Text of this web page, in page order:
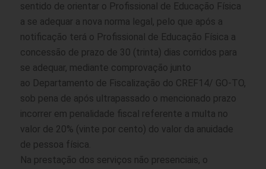
sentido de orientar o Profissional de Educação Física
a se adequar a nova norma legal, pelo que após a
notificação terá o Profissional de Educação Física a
concessão de prazo de 30 (trinta) dias corridos para
se adequar, mediante comprovação junto
ao Departamento de Fiscalização do CREF14/ GO-TO,
sob pena de após ultrapassado o mencionado prazo
incorrer em penalidade fiscal referente a multa no
valor de 20% (vinte por cento) do valor da anuidade
de pessoa física.
Na prestação dos serviços não presenciais, o